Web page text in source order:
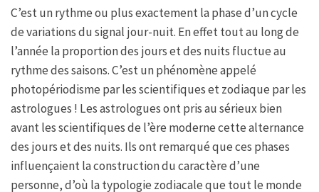
C’est un rythme ou plus exactement la phase d’un cycle
de variations du signal jour-nuit. En effet tout au long de
l’année la proportion des jours et des nuits fluctue au
rythme des saisons. C’est un phénomène appelé
photopériodisme par les scientifiques et zodiaque par les
astrologues ! Les astrologues ont pris au sérieux bien
avant les scientifiques de l’ère moderne cette alternance
des jours et des nuits. Ils ont remarqué que ces phases
influençaient la construction du caractère d’une
personne, d’où la typologie zodiacale que tout le monde